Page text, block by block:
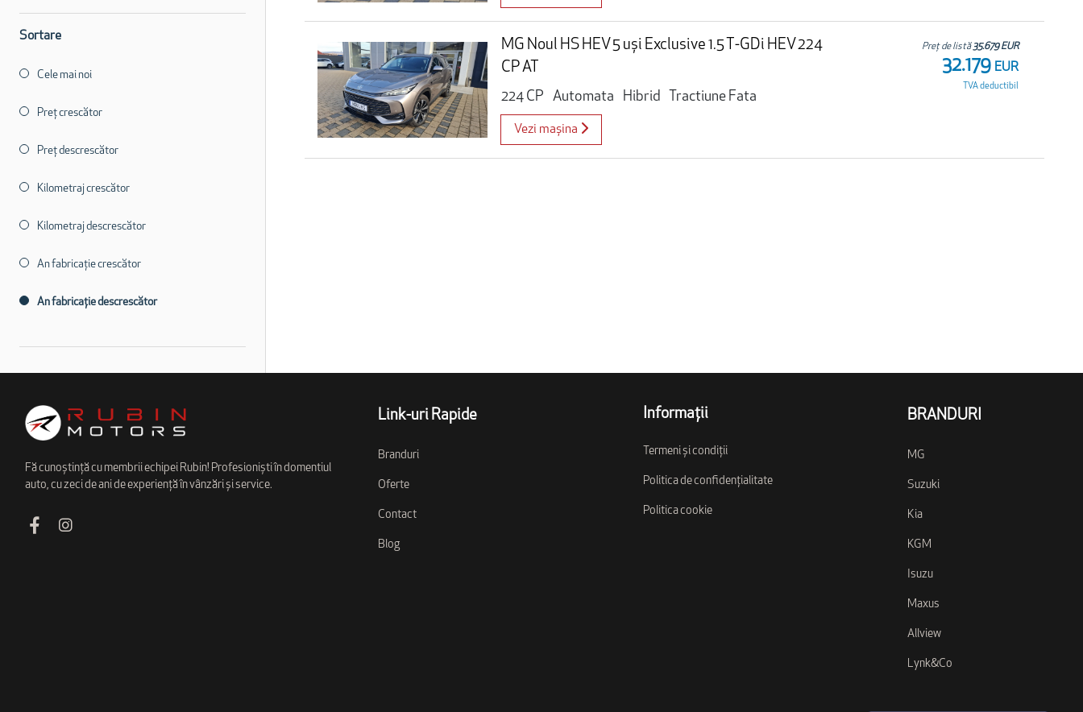
Sortare
Cele mai noi
Preț crescător
Preț descrescător
Kilometraj crescător
Kilometraj descrescător
An fabricație crescător
An fabricație descrescător
MG Noul HS HEV 5 uși Exclusive 1.5 T-GDi HEV 224
CP AT
224 CP
Automata Hibrid Tractiune Fata
Preț de listă 35.679 EUR
32.179 EUR
TVA deductibil
Vezi mașina
Fă cunoștință cu membrii echipei Rubin! Profesioniști în domentiul
auto, cu zeci de ani de experiență în vânzări și service.
Link-uri Rapide
Branduri
Oferte
Contact
Blog
Informații
Termeni și condiții
Politica de confidențialitate
Politica cookie
BRANDURI
MG
Suzuki
Kia
KGM
Isuzu
Maxus
Allview
Lynk&Co